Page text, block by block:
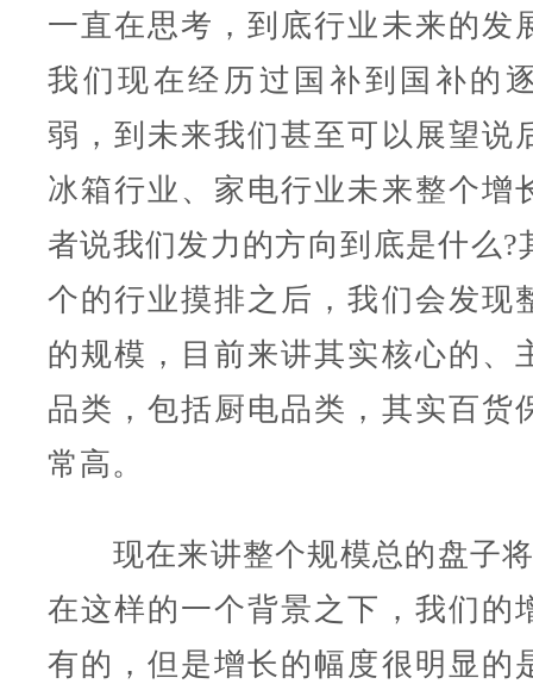
一直在思考，到底行业未来的发
我们现在经历过国补到国补的
弱，到未来我们甚至可以展望说
冰箱行业、家电行业未来整个增
者说我们发力的方向到底是什么?
个的行业摸排之后，我们会发现
的规模，目前来讲其实核心的、
品类，包括厨电品类，其实百货
常高。
现在来讲整个规模总的盘子将
在这样的一个背景之下，我们的
有的，但是增长的幅度很明显的